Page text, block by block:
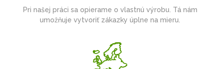
Pri našej práci sa opierame o vlastnú výrobu. Tá nám
umožňuje vytvoriť zákazky úplne na mieru.